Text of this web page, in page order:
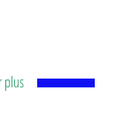
plus